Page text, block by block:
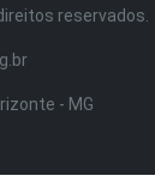
reservados.
- MG